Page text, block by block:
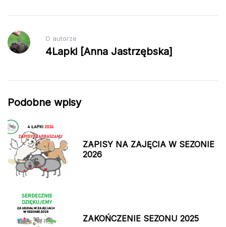
O autorze
4Lapki [Anna Jastrzębska]
Podobne wpisy
ZAPISY NA ZAJĘCIA W SEZONIE
2026
ZAKOŃCZENIE SEZONU 2025